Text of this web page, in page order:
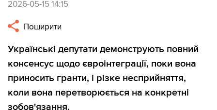
2026-05-15 14:15
Поширити
Українські депутати демонструють повний
консенсус щодо євроінтеграції, поки вона
приносить гранти, і різке несприйняття,
коли вона перетворюється на конкретні
зобов'язання.